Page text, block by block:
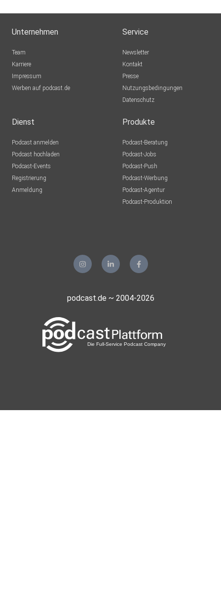
Unternehmen
Team
Karriere
Impressum
Werben auf podcast.de
Service
Newsletter
Kontakt
Presse
Nutzungsbedingungen
Datenschutz
Dienst
Podcast anmelden
Podcast hochladen
Podcast-Events
Registrierung
Anmeldung
Produkte
Podcast-Beratung
Podcast-Jobs
Podcast-Push
Podcast-Werbung
Podcast-Agentur
Podcast-Produktion
podcast.de ~ 2004-2026